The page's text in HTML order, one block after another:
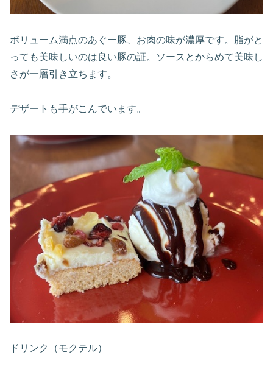
ボリューム満点のあぐー豚、お肉の味が濃厚です。脂がと
っても美味しいのは良い豚の証。ソースとからめて美味し
さが一層引き立ちます。
デザートも手がこんでいます。
ドリンク（モクテル）